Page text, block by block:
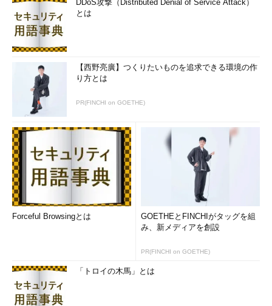
DDoS攻撃（Distributed Denial of Service Attack）
とは
【西野亮廣】つくりたいものを追求できる環境の作
り方とは
PR(FINCHI on GOETHE)
Forceful Browsingとは
GOETHEとFINCHIがタッグを組
み、新メディアを創設
PR(FINCHI on GOETHE)
「トロイの木馬」とは